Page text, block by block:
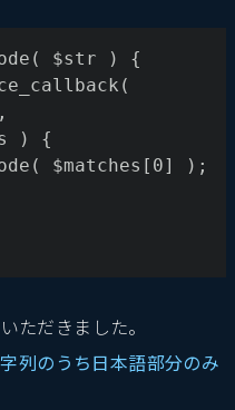
$str ) {
) {
$matches[0] );
ただきました。
列のうち日本語部分のみ